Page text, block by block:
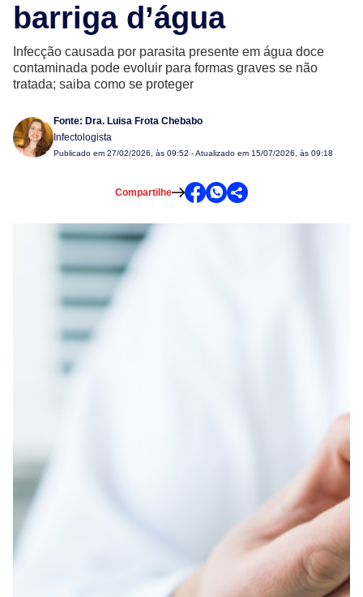
barriga d’água
Infecção causada por parasita presente em água doce
contaminada pode evoluir para formas graves se não
tratada; saiba como se proteger
Fonte: Dra. Luisa Frota Chebabo
Infectologista
Publicado em 27/02/2026, às 09:52 - Atualizado em 15/07/2026, às 09:18
Compartilhe